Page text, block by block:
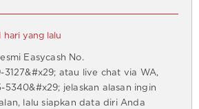
hari yang lalu
Easycash No.
3127&#x29; atau live chat via WA,
5340&#x29; jelaskan alasan ingin
lalu siapkan data diri Anda